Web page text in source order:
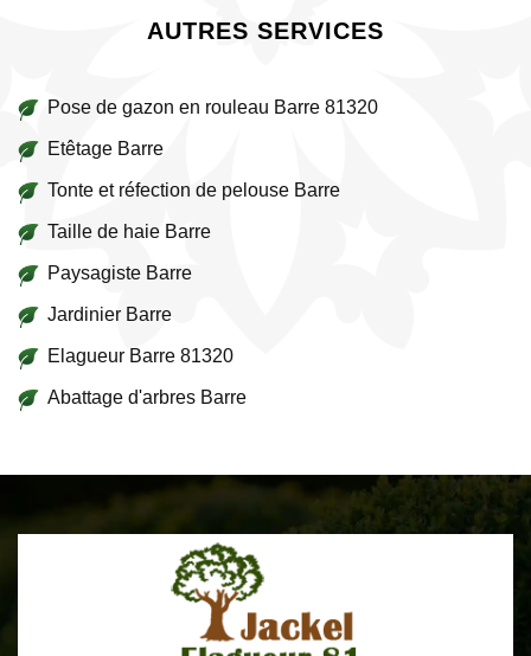
AUTRES SERVICES
Pose de gazon en rouleau Barre 81320
Etêtage Barre
Tonte et réfection de pelouse Barre
Taille de haie Barre
Paysagiste Barre
Jardinier Barre
Elagueur Barre 81320
Abattage d'arbres Barre